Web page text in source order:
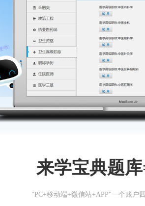
来学宝典题
"PC+移动端+微信站+APP"一个账户